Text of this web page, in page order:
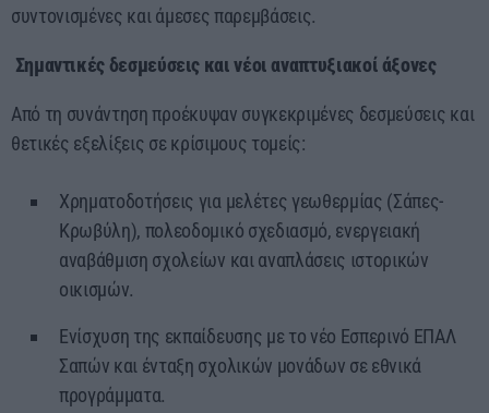
συντονισμένες και άμεσες παρεμβάσεις.
Σημαντικές δεσμεύσεις και νέοι αναπτυξιακοί άξονες
Από τη συνάντηση προέκυψαν συγκεκριμένες δεσμεύσεις και
θετικές εξελίξεις σε κρίσιμους τομείς:
Χρηματοδοτήσεις για μελέτες γεωθερμίας (Σάπες-
Κρωβύλη), πολεοδομικό σχεδιασμό, ενεργειακή
αναβάθμιση σχολείων και αναπλάσεις ιστορικών
οικισμών.
Ενίσχυση της εκπαίδευσης με το νέο Εσπερινό ΕΠΑΛ
Σαπών και ένταξη σχολικών μονάδων σε εθνικά
προγράμματα.